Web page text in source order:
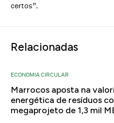
certos”.
Relacionadas
ECONOMIA CIRCULAR
Marrocos aposta na
energética de resíduos
megaprojeto de 1,3 mil